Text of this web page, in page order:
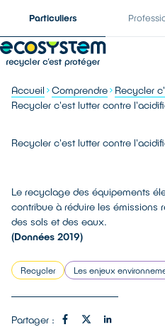
Particuliers
Accueil Comprendre
Recycler
Recycler c'est lutter contre
Recycler c'est lutter contre
Le recyclage des équipements
contribue à réduire les émissions
des sols et des eaux.
(Données 2019)
Recycler Les enjeux
Partager :